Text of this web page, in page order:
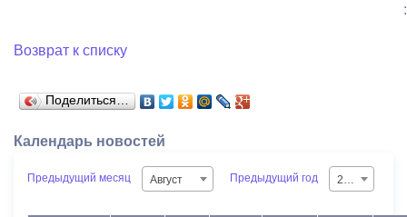
:
Возврат к списку
Поделиться…
Календарь новостей
Предыдущий месяц Август Предыдущий год